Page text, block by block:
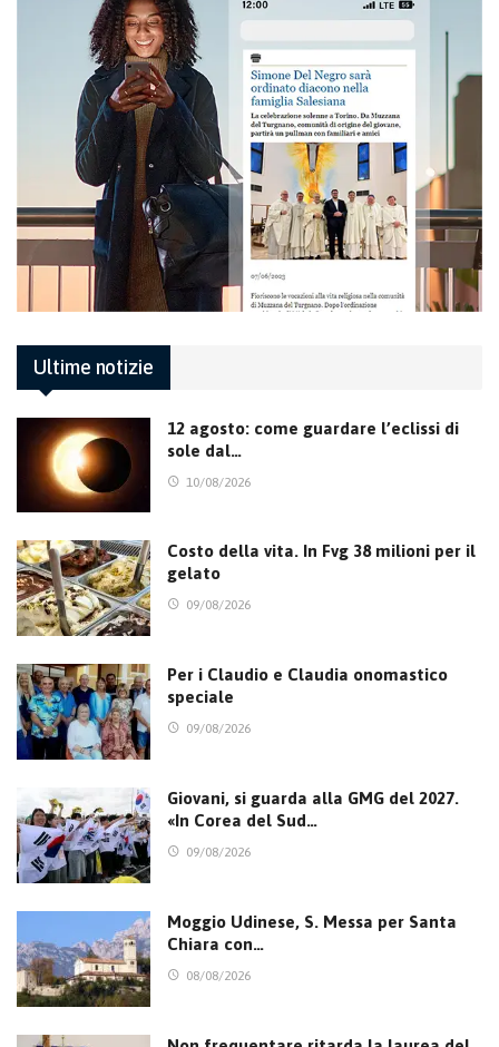
Ultime notizie
12 agosto: come guardare l’eclissi di
sole dal…
10/08/2026
Costo della vita. In Fvg 38 milioni per il
gelato
09/08/2026
Per i Claudio e Claudia onomastico
speciale
09/08/2026
Giovani, si guarda alla GMG del 2027.
«In Corea del Sud…
09/08/2026
Moggio Udinese, S. Messa per Santa
Chiara con…
08/08/2026